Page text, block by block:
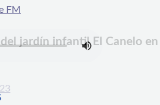
jardín infantil El Canelo